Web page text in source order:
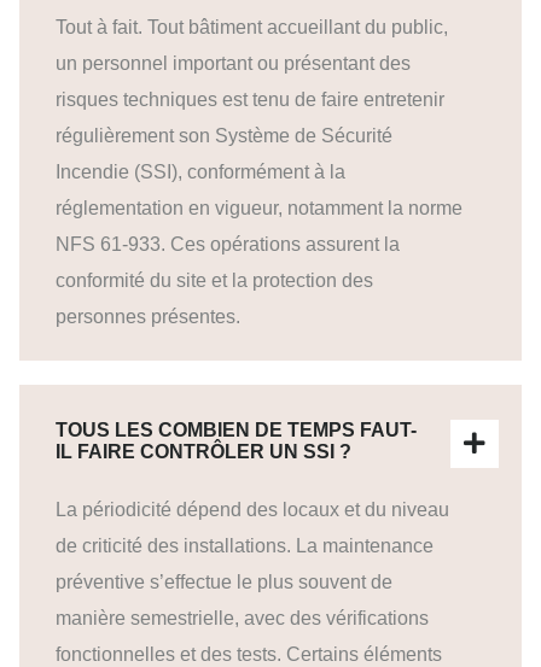
Tout à fait. Tout bâtiment accueillant du public,
un personnel important ou présentant des
risques techniques est tenu de faire entretenir
régulièrement son Système de Sécurité
Incendie (SSI), conformément à la
réglementation en vigueur, notamment la norme
NFS 61-933. Ces opérations assurent la
conformité du site et la protection des
personnes présentes.
TOUS LES COMBIEN DE TEMPS FAUT-
IL FAIRE CONTRÔLER UN SSI ?
La périodicité dépend des locaux et du niveau
de criticité des installations. La maintenance
préventive s’effectue le plus souvent de
manière semestrielle, avec des vérifications
fonctionnelles et des tests. Certains éléments